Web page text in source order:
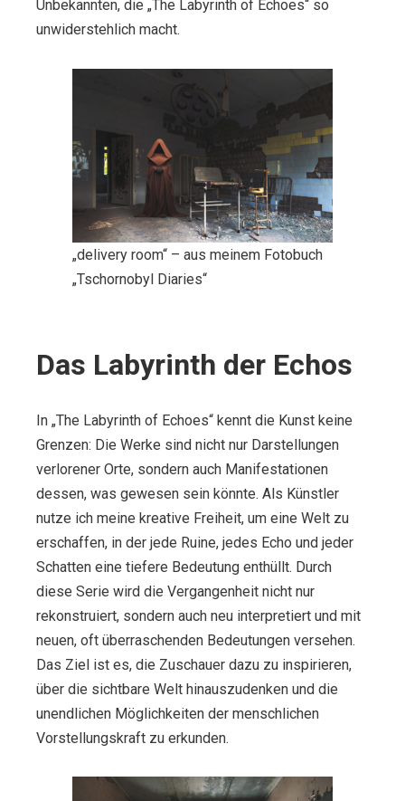
Unbekannten, die „The Labyrinth of Echoes“ so
unwiderstehlich macht.
„delivery room“ – aus meinem Fotobuch
„Tschornobyl Diaries“
Das Labyrinth der Echos
In „The Labyrinth of Echoes“ kennt die Kunst keine
Grenzen: Die Werke sind nicht nur Darstellungen
verlorener Orte, sondern auch Manifestationen
dessen, was gewesen sein könnte. Als Künstler
nutze ich meine kreative Freiheit, um eine Welt zu
erschaffen, in der jede Ruine, jedes Echo und jeder
Schatten eine tiefere Bedeutung enthüllt. Durch
diese Serie wird die Vergangenheit nicht nur
rekonstruiert, sondern auch neu interpretiert und mit
neuen, oft überraschenden Bedeutungen versehen.
Das Ziel ist es, die Zuschauer dazu zu inspirieren,
über die sichtbare Welt hinauszudenken und die
unendlichen Möglichkeiten der menschlichen
Vorstellungskraft zu erkunden.